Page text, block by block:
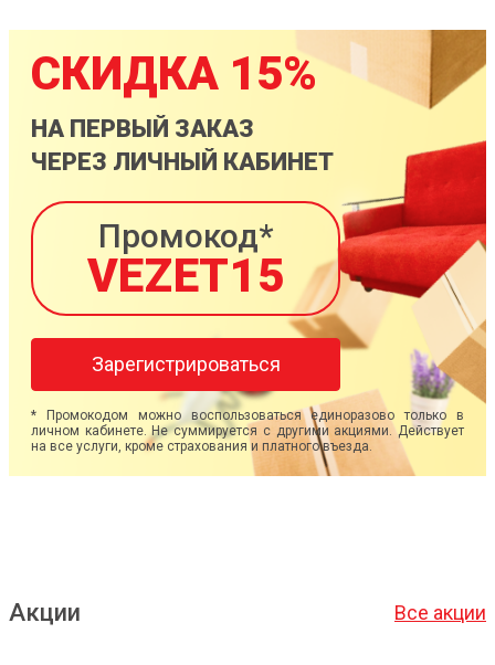
СКИДКА 15%
НА ПЕРВЫЙ ЗАКАЗ
ЧЕРЕЗ ЛИЧНЫЙ КАБИНЕТ
Промокод*
VEZET15
Зарегистрироваться
* Промокодом можно воспользоваться единоразово только в
личном кабинете. Не суммируется с другими акциями. Действует
на все услуги, кроме страхования и платного въезда.
Акции Все акции